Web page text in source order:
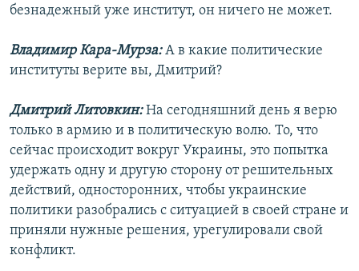
безнадежный уже институт, он ничего не может.
Владимир Кара-Мурза:А в какие политические
институты верите вы, Дмитрий?
Дмитрий Литовкин:На сегодняшний день я верю
только в армию и в политическую волю. То, что
сейчас происходит вокруг Украины, это попытка
удержать одну и другую сторону от решительных
действий, односторонних, чтобы украинские
политики разобрались с ситуацией в своей стране и
приняли нужные решения, урегулировали свой
конфликт.